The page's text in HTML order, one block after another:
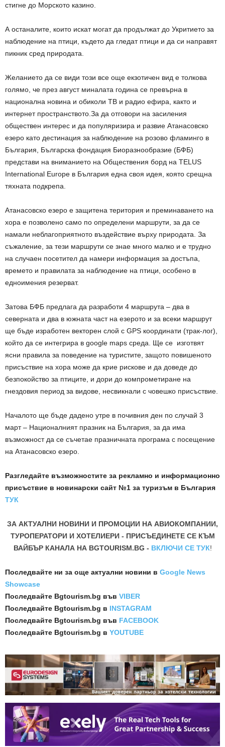
стигне до Морското казино.
А останалите, които искат могат да продължат до Укритието за
наблюдение на птици, където да гледат птици и да си направят
пикник сред природата.
Желанието да се види този все още екзотичен вид е толкова
голямо, че през август миналата година се превърна в
национална новина и обиколи ТВ и радио ефира, както и
интернет пространството.За да отговори на засиления
обществен интерес и да популяризира и развие Атанасовско
езеро като дестинация за наблюдение на розово фламинго в
България, Българска фондация Биоразнообразие (БФБ)
представи на вниманието на Обществения борд на TELUS
International Europe в България една своя идея, която срещна
тяхната подкрепа.
Атанасовско езеро е защитена територия и преминаването на
хора е позволено само по определени маршрути, за да се
намали неблагоприятното въздействие върху природата. За
съжаление, за тези маршрути се знае много малко и е трудно
на случаен посетител да намери информация за достъпа,
времето и правилата за наблюдение на птици, особено в
едноимения резерват.
Затова БФБ предлага да разработи 4 маршрута – два в
северната и два в южната част на езерото и за всеки маршрут
ще бъде изработен векторен слой с GPS координати (трак-лог),
който да се интегрира в google maps среда. Ще се изготвят
ясни правила за поведение на туристите, защото повишеното
присъствие на хора може да крие рискове и да доведе до
безпокойство за птиците, и дори до компрометиране на
гнездовия период за видове, несвикнали с човешко присъствие.
Началото ще бъде дадено утре в почивния ден по случай 3
март – Националният празник на България, за да има
възможност да се съчетае празничната програма с посещение
на Атанасовско езеро.
Разгледайте възможностите за рекламно и информационно
присъствие в новинарски сайт №1 за туризъм в България
ТУК
ЗА АКТУАЛНИ НОВИНИ И ПРОМОЦИИ НА АВИОКОМПАНИИ,
ТУРОПЕРАТОРИ И ХОТЕЛИЕРИ - ПРИСЪЕДИНЕТЕ СЕ КЪМ
ВАЙБЪР КАНАЛА НА BGTOURISM.BG - ВКЛЮЧИ СЕ ТУК!
Последвайте ни за още актуални новини в Google News
Showcase
Последвайте Bgtourism.bg във VIBER
Последвайте Bgtourism.bg в INSTAGRAM
Последвайте Bgtourism.bg във FACEBOOK
Последвайте Bgtourism.bg в YOUTUBE